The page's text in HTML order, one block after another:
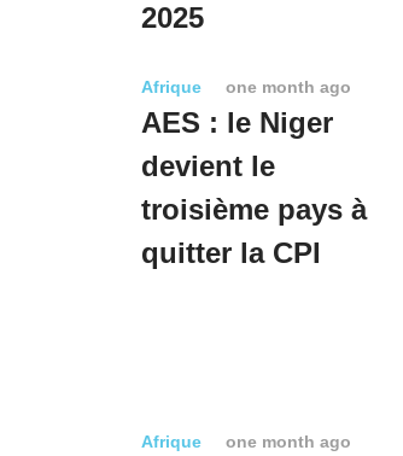
2025
Afrique one month ago
AES : le Niger
devient le
troisième pays à
quitter la CPI
Afrique one month ago